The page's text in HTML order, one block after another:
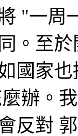
"一周
。至
國家
辦。
反對